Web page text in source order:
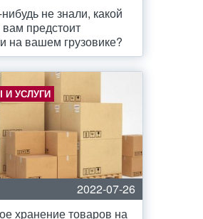
не знали, какой
вам предстоит
на вашем грузовике?
И УСЛУГИ
2022-07-26
хранение товаров на